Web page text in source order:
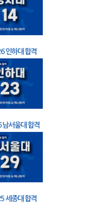
인하대 합격
남서울대 합격
세종대 합격